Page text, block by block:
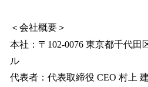
＜会社概要＞
本社：〒102-0076 東京都千代田
ル
代表者：代表取締役 CEO 村上